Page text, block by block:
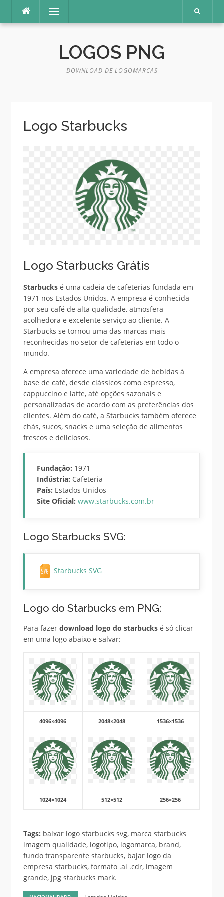
o
Menu
LOGOS PNG
DOWNLOAD DE LOGOMARCAS
Logo Starbucks
Logo Starbucks Grátis
Starbucksé uma cadeia de cafeterias fundada em
1971 nos Estados Unidos. A empresa é conhecida
por seu café de alta qualidade, atmosfera
acolhedora e excelente serviço ao cliente. A
Starbucks se tornou uma das marcas mais
reconhecidas no setor de cafeterias em todo o
mundo.
A empresa oferece uma variedade de bebidas à
base de café, desde clássicos como espresso,
cappuccino e latte, até opções sazonais e
personalizadas de acordo com as preferências dos
clientes. Além do café, a Starbucks também oferece
chás, sucos, snacks e uma seleção de alimentos
frescos e deliciosos.
Fundação: 1971
Indústria: Cafeteria
País: Estados Unidos
Site Oficial: www.starbucks.com.br
Logo Starbucks SVG:
Starbucks SVG
Logo do Starbucks em PNG:
Para fazer download logo do starbucksé só clicar
em uma logo abaixo e salvar:
4096×4096 2048×2048 1536×1536
1024×1024 512×512 256×256
Tags: baixar logo starbucks svg, marca starbucks
imagem qualidade, logotipo, logomarca, brand,
fundo transparente starbucks, bajar logo da
empresa starbucks, formato .ai .cdr, imagem
grande, jpg starbucks mark.